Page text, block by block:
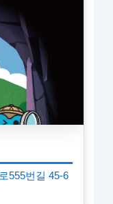
555번길 45-6